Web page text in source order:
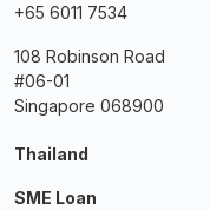
+65 6011 7534
108 Robinson Road
#06-01
Singapore 068900
Thailand
SME Loan